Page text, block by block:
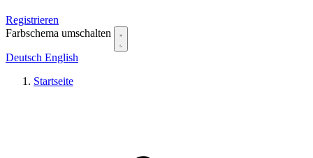
Registrieren
Farbschema umschalten
Deutsch English
Startseite